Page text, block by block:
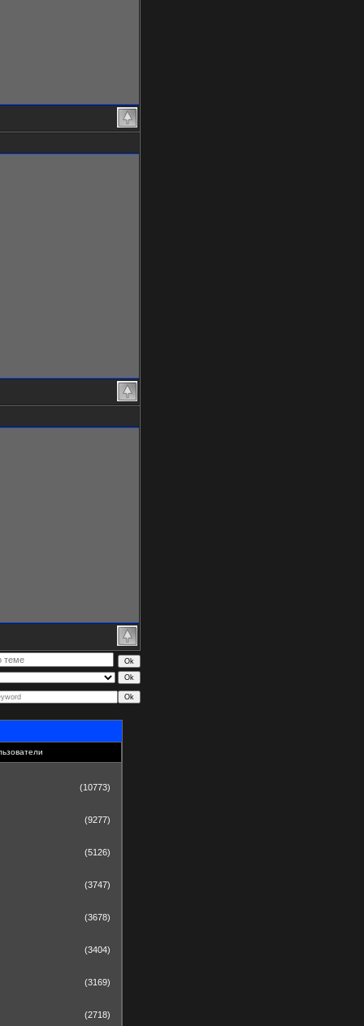
(10773)
(9277)
(5126)
(3747)
(3678)
(3404)
(3169)
(2718)